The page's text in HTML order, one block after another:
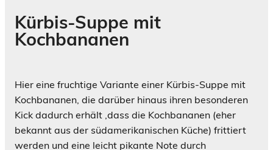
Kürbis-Suppe mit
Kochbananen
Hier eine fruchtige Variante einer Kürbis-Suppe mit
Kochbananen, die darüber hinaus ihren besonderen
Kick dadurch erhält ,dass die Kochbananen (eher
bekannt aus der südamerikanischen Küche) frittiert
werden und eine leicht pikante Note durch